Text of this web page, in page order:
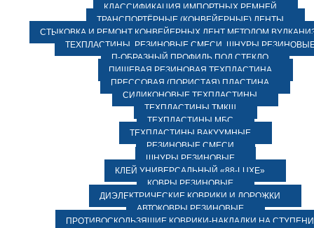
КЛАССИФИКАЦИЯ ИМПОРТНЫХ РЕМНЕЙ
ТРАНСПОРТЁРНЫЕ (КОНВЕЙЕРНЫЕ) ЛЕНТЫ
СТЫКОВКА И РЕМОНТ КОНВЕЙЕРНЫХ ЛЕНТ МЕТОДОМ
ТЕХПЛАСТИНЫ, РЕЗИНОВЫЕ СМЕСИ, ШНУРЫ
П-ОБРАЗНЫЙ ПРОФИЛЬ ПОД СТЕКЛО
ПИЩЕВАЯ РЕЗИНОВАЯ ТЕХПЛАСТИНА
ПРЕССОВАЯ (ПОРИСТАЯ) ПЛАСТИНА
СИЛИКОНОВЫЕ ТЕХПЛАСТИНЫ
ТЕХПЛАСТИНЫ ТМКЩ
ТЕХПЛАСТИНЫ МБС
ТЕХПЛАСТИНЫ ВАКУУМНЫЕ
РЕЗИНОВЫЕ СМЕСИ
ШНУРЫ РЕЗИНОВЫЕ
КЛЕЙ УНИВЕРСАЛЬНЫЙ «88-LUXE»
КОВРЫ РЕЗИНОВЫЕ
ДИЭЛЕКТРИЧЕСКИЕ КОВРИКИ И ДОРОЖКИ
АВТОКОВРЫ РЕЗИНОВЫЕ
ПРОТИВОСКОЛЬЗЯЩИЕ КОВРИКИ-НАКЛАДКИ НА СТУПЕНИ